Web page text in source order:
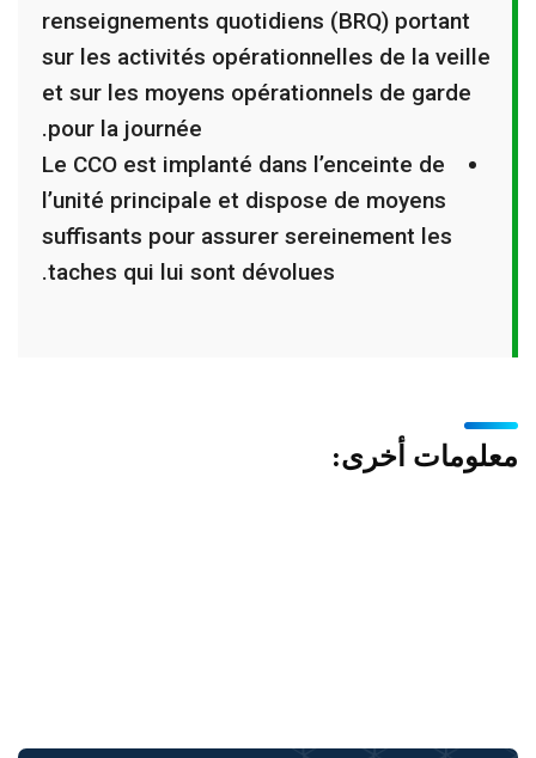
renseignements quotidiens (BRQ) portant
sur les activités opérationnelles de la veille
et sur les moyens opérationnels de garde
pour la journée.
Le CCO est implanté dans l’enceinte de
l’unité principale et dispose de moyens
suffisants pour assurer sereinement les
taches qui lui sont dévolues.
معلومات أخرى: